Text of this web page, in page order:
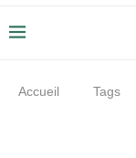
Accueil Tags